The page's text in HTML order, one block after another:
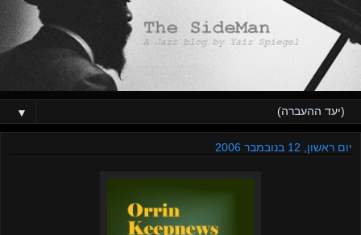
▼
יום ראשון, 12 בנובמבר 2006